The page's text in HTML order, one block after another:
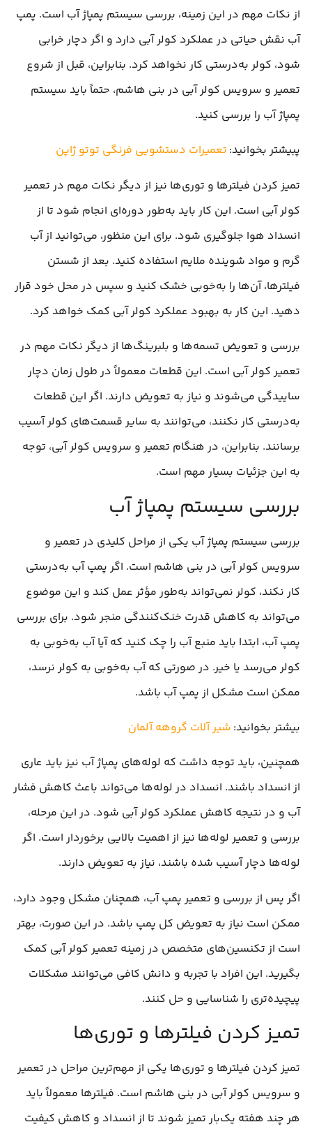
از نکات مهم در این زمینه، بررسی سیستم پمپاژ آب است. پمپ
آب نقش حیاتی در عملکرد کولر آبی دارد و اگر دچار خرابی
شود، کولر به‌درستی کار نخواهد کرد. بنابراین، قبل از شروع
تعمیر و سرویس کولر آبی در بنی هاشم، حتماً باید سیستم
پمپاژ آب را بررسی کنید.
پبیشتر بخوانید: تعمیرات دستشویی فرنگی توتو ژاپن
تمیز کردن فیلترها و توری‌ها نیز از دیگر نکات مهم در تعمیر
کولر آبی است. این کار باید به‌طور دوره‌ای انجام شود تا از
انسداد هوا جلوگیری شود. برای این منظور، می‌توانید از آب
گرم و مواد شوینده ملایم استفاده کنید. بعد از شستن
فیلترها، آن‌ها را به‌خوبی خشک کنید و سپس در محل خود قرار
دهید. این کار به بهبود عملکرد کولر آبی کمک خواهد کرد.
بررسی و تعویض تسمه‌ها و بلبرینگ‌ها از دیگر نکات مهم در
تعمیر کولر آبی است. این قطعات معمولاً در طول زمان دچار
ساییدگی می‌شوند و نیاز به تعویض دارند. اگر این قطعات
به‌درستی کار نکنند، می‌توانند به سایر قسمت‌های کولر آسیب
برسانند. بنابراین، در هنگام تعمیر و سرویس کولر آبی، توجه
به این جزئیات بسیار مهم است.
بررسی سیستم پمپاژ آب
بررسی سیستم پمپاژ آب یکی از مراحل کلیدی در تعمیر و
سرویس کولر آبی در بنی هاشم است. اگر پمپ آب به‌درستی
کار نکند، کولر نمی‌تواند به‌طور مؤثر عمل کند و این موضوع
می‌تواند به کاهش قدرت خنک‌کنندگی منجر شود. برای بررسی
پمپ آب، ابتدا باید منبع آب را چک کنید که آیا آب به‌خوبی به
کولر می‌رسد یا خیر. در صورتی که آب به‌خوبی به کولر نرسد،
ممکن است مشکل از پمپ آب باشد.
بیشتر بخوانید: شیر آلات گروهه آلمان
همچنین، باید توجه داشت که لوله‌های پمپاژ آب نیز باید عاری
از انسداد باشند. انسداد در لوله‌ها می‌تواند باعث کاهش فشار
آب و در نتیجه کاهش عملکرد کولر آبی شود. در این مرحله،
بررسی و تعمیر لوله‌ها نیز از اهمیت بالایی برخوردار است. اگر
لوله‌ها دچار آسیب شده باشند، نیاز به تعویض دارند.
اگر پس از بررسی و تعمیر پمپ آب، همچنان مشکل وجود دارد،
ممکن است نیاز به تعویض کل پمپ باشد. در این صورت، بهتر
است از تکنسین‌های متخصص در زمینه تعمیر کولر آبی کمک
بگیرید. این افراد با تجربه و دانش کافی می‌توانند مشکلات
پیچیده‌تری را شناسایی و حل کنند.
تمیز کردن فیلترها و توری‌ها
تمیز کردن فیلترها و توری‌ها یکی از مهم‌ترین مراحل در تعمیر
و سرویس کولر آبی در بنی هاشم است. فیلترها معمولاً باید
هر چند هفته یک‌بار تمیز شوند تا از انسداد و کاهش کیفیت